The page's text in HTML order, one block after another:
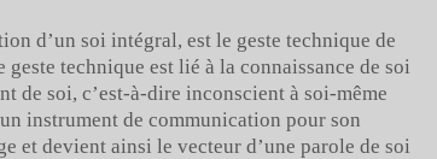
d’un soi intégral, est le geste technique de
technique est lié à la connaissance de soi
de soi, c’est-à-dire inconscient à soi-même
instrument de communication pour son
et devient ainsi le vecteur d’une parole de soi